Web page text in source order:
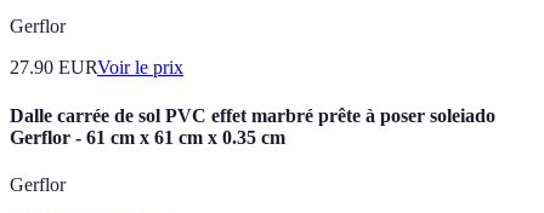
Gerflor
27.90 EURVoir le prix
Dalle carrée de sol PVC effet marbré prête à poser soleiado
Gerflor - 61 cm x 61 cm x 0.35 cm
Gerflor